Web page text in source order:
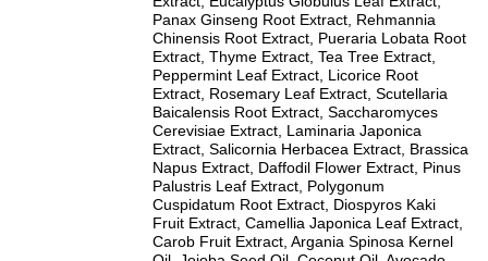
Panax Ginseng Root Extract, Rehmannia
Chinensis Root Extract, Pueraria Lobata Root
Extract, Thyme Extract, Tea Tree Extract,
Peppermint Leaf Extract, Licorice Root
Extract, Rosemary Leaf Extract, Scutellaria
Baicalensis Root Extract, Saccharomyces
Cerevisiae Extract, Laminaria Japonica
Extract, Salicornia Herbacea Extract, Brassica
Napus Extract, Daffodil Flower Extract, Pinus
Palustris Leaf Extract, Polygonum
Cuspidatum Root Extract, Diospyros Kaki
Fruit Extract, Camellia Japonica Leaf Extract,
Carob Fruit Extract, Argania Spinosa Kernel